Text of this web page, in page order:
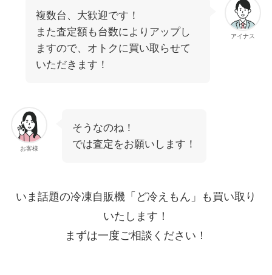
アイナス
複数台、大歓迎です！
また査定額も台数によりアップし
ますので、オトクに買い取らせて
いただきます！
お客様
そうなのね！
では査定をお願いします！
いま話題の冷凍自販機「ど冷えもん」も買い取り
いたします！
まずは一度ご相談ください！